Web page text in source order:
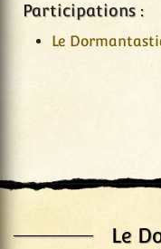
Le
Participations :
Le